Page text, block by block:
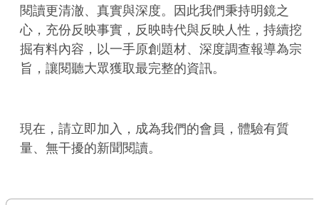
閱讀更清澈、真實與深度。因此我們秉持明鏡之
心，充份反映事實，反映時代與反映人性，持續挖
掘有料內容，以一手原創題材、深度調查報導為宗
旨，讓閱聽大眾獲取最完整的資訊。
現在，請立即加入，成為我們的會員，體驗有質
量、無干擾的新聞閱讀。